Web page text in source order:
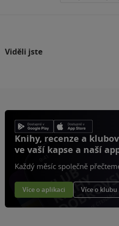
Viděli jste
Knihy, recenze a
ve vaší kapse a naší
Každý měsíc společně
Více o aplikaci Více o klubu